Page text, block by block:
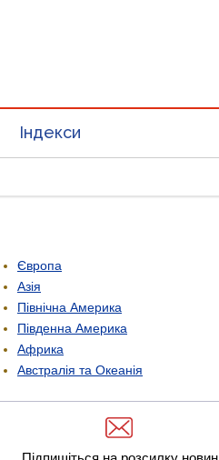
Індекси
Європа
Азія
Північна Америка
Південна Америка
Африка
Австралія та Океанія